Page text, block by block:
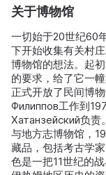
关于博物馆
一切始于20世纪60
下开始收集有关村
博物馆的想法。起
的要求，给了它一
正式开放了民间博
Филиппов工作到
Хатанзейский负责
与地方志博物馆，
藏品，包括考古学
色是一把11世纪的